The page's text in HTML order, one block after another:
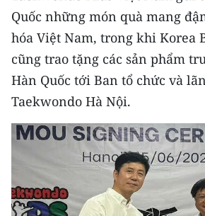
VỀ BÁO NHÂN DÂN
THỜI NAY
NHÂN DÂN CUỐI TUẦN
NHÂN DÂN HẰNG THÁNG
MUA BÁO
ĐỌC BÁO IN
Quốc những món quà mang
hóa Việt Nam, trong khi Korea
cũng trao tặng các sản phẩm
Hàn Quốc tới Ban tổ chức và
Taekwondo Hà Nội.